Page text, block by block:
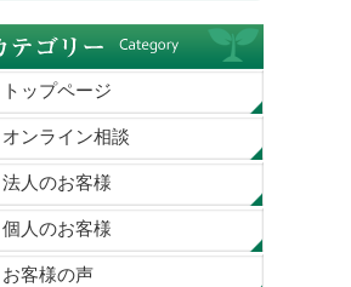
トップページ
オンライン相談
法人のお客様
個人のお客様
お客様の声